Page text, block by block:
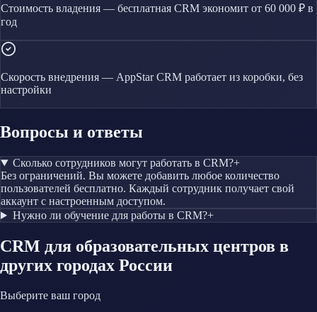
Стоимость владения — бесплатная CRM экономит от 60 000 ₽ в
год
Скорость внедрения — AppStar CRM работает из коробки, без
настройки
Вопросы и ответы
Сколько сотрудников могут работать в CRM?+
Без ограничений. Вы можете добавить любое количество
пользователей бесплатно. Каждый сотрудник получает свой
аккаунт с настроенным доступом.
Нужно ли обучение для работы в CRM?+
CRM для образовательных центров в
других городах России
Выберите ваш город